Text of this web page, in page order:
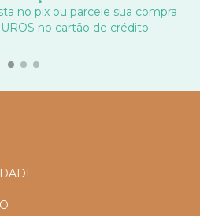
no pix ou parcele sua compra
no cartão de crédito.